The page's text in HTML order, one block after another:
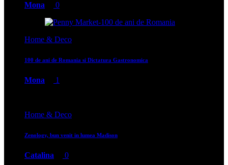
Mona 0
Home & Deco
100 de ani de Romania si Dictatura Gastronomica
Mona 1
Home & Deco
Zenology, bun venit in lumea Madison
Catalina 0